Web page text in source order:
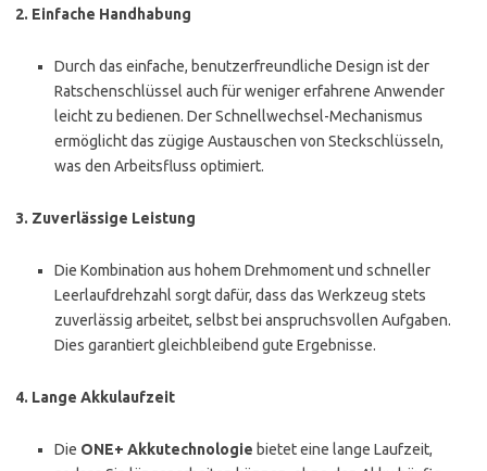
2. Einfache Handhabung
Durch das einfache, benutzerfreundliche Design ist der
Ratschenschlüssel auch für weniger erfahrene Anwender
leicht zu bedienen. Der Schnellwechsel-Mechanismus
ermöglicht das zügige Austauschen von Steckschlüsseln,
was den Arbeitsfluss optimiert.
3. Zuverlässige Leistung
Die Kombination aus hohem Drehmoment und schneller
Leerlaufdrehzahl sorgt dafür, dass das Werkzeug stets
zuverlässig arbeitet, selbst bei anspruchsvollen Aufgaben.
Dies garantiert gleichbleibend gute Ergebnisse.
4. Lange Akkulaufzeit
Die ONE+ Akkutechnologie bietet eine lange Laufzeit,